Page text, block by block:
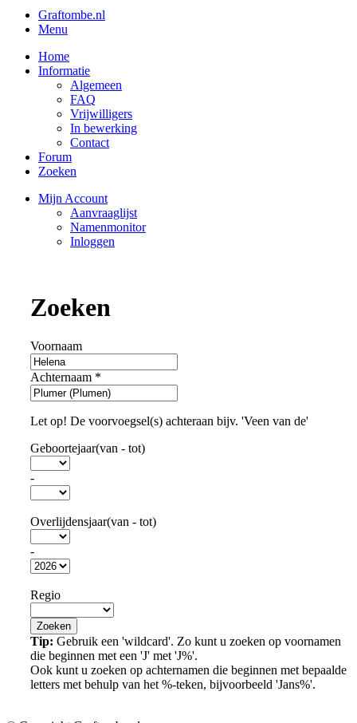
Graftombe.nl
Menu
Home
Informatie
Algemeen
FAQ
Vrijwilligers
In bewerking
Contact
Forum
Zoeken
Mijn Account
Aanvraaglijst
Namenmonitor
Inloggen
Zoeken
Voornaam
Achternaam *
Let op! De voorvoegsel(s) achteraan bijv. 'Veen van de'
Geboortejaar(van - tot)
-
Overlijdensjaar(van - tot)
-
Regio
Tip: Gebruik een 'wildcard'. Zo kunt u zoeken op voornamen
die beginnen met een 'J' met 'J%'.
Ook kunt u zoeken op achternamen die beginnen met bepaalde
letters met behulp van het %-teken, bijvoorbeeld 'Jans%'.